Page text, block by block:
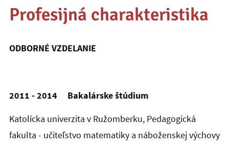
Profesijná charakteristika
ODBORNÉ VZDELANIE
2011 - 2014 Bakalárske štúdium
Katolícka univerzita v Ružomberku, Pedagogická
fakulta - učiteľstvo matematiky a náboženskej výchovy